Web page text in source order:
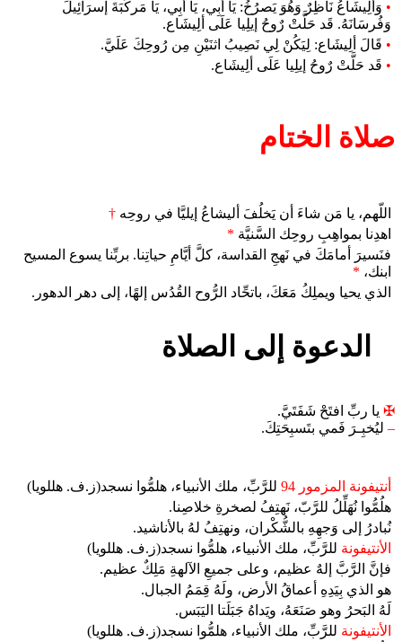
• وَأَلِيشَاعُ نَاظِرٌ وَهُوَ يَصرُخُ: يَا أبِي، يَا أبِي، يَا مَركَبَةَ إسرَائِيلَ
وَفُرسَانَهُ. قَد حَلَّتْ رٌوحُ إيلِيا عَلَى ألِيشَاع.
• قَالَ ألِيشَاع: لِيَكُنْ لِي نَصِيبُ اثنَيْنِ مِن رُوحِكَ عَلَيَّ.
• قَد حَلَّتْ رٌوحُ إيلِيا عَلَى ألِيشَاع.
صلاة الختام
اللّهم، يا مَن شاءَ أن يَخلُفَ أليشاعُ إيليَّا في روحِه †
اهدِنا بمواهِبِ روحِك السَّنيَّة *
فنَسيرَ أمامَكَ في نَهجِ القداسة، كلَّ أيَّامِ حياتِنا. بربِّنا يسوع المسيح
ابنك، *
الذي يحيا ويملِكُ مَعَكَ، باتحِّاد الرُّوح القُدُس إلهًا، إلى دهر الدهور.
الدعوة إلى الصلاة
✠ يا ربِّ افتَحْ شَفَتَيَّ.
– ليُخبِـرَ فَمي بتَسبِحَتِكَ.
أنتيفونة المزمور 94
للرَّبِّ، ملك الأنبياء، هلمُّوا نسجد(ز.ف. هللويا)
هلُمُّوا نُهَلِّلُ للرَّبّ، نَهتِفُ لصخرةِ خلاصِنا.
نُبادرُ إلى وَجهِهِ بالشُّكْران، ونهتِفُ لهُ بالأناشيد.
الأنتيفونة للرَّبِّ، ملك الأنبياء، هلمُّوا نسجد(ز.ف. هللويا)
فإنَّ الرَّبَّ إلهٌ عظيم، وعلى جميعِ الآلهةِ مَلِكٌ عظيم.
هو الذي بِيَدِهِ أعماقُ الأرض، ولَهُ قِمَمُ الجبال.
لَهُ البَحرُ وهو صَنَعَهُ، ويَداهُ جَبَلَتا اليَبَس.
الأنتيفونة للرَّبِّ، ملك الأنبياء، هلمُّوا نسجد(ز.ف. هللويا)